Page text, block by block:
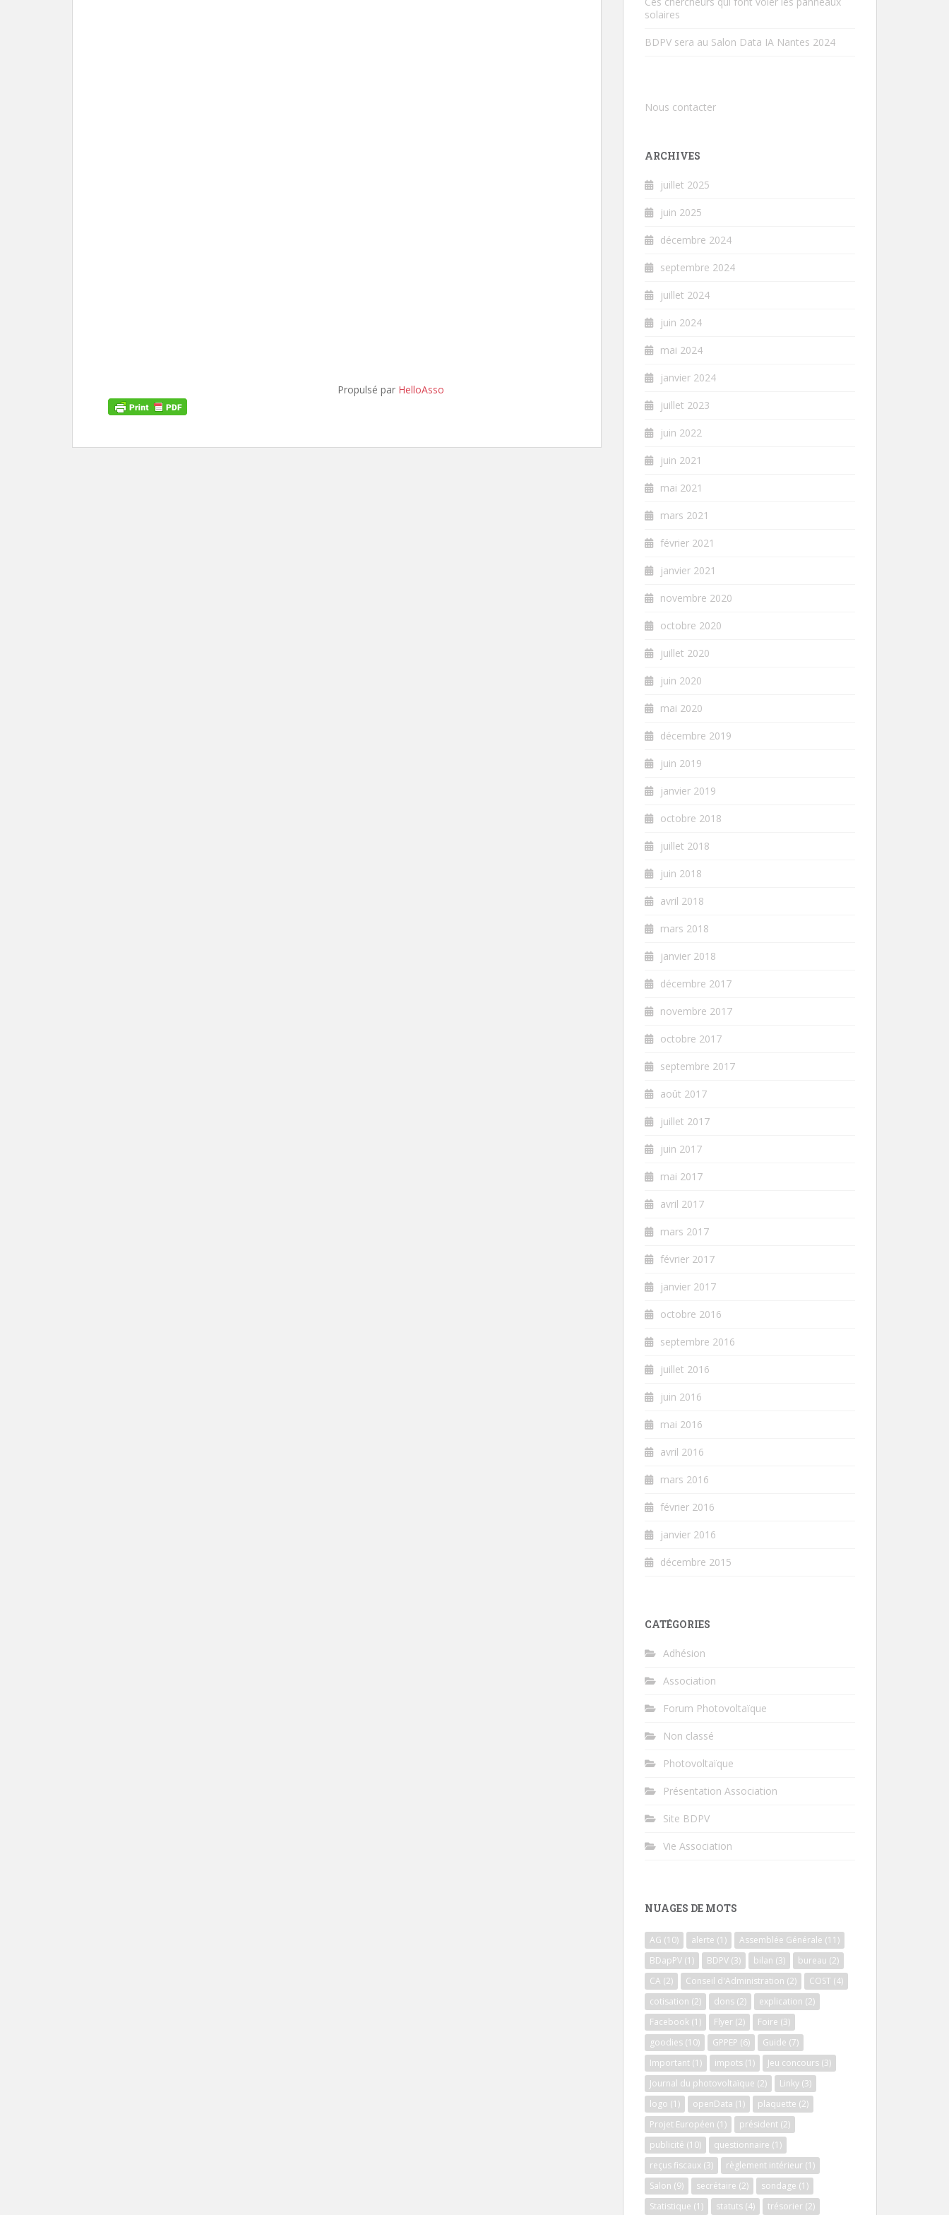
Propulsé par HelloAsso
solaires
BDPV sera au Salon Data IA Nantes 2024
Nous contacter
ARCHIVES
juillet 2025
juin 2025
décembre 2024
septembre 2024
juillet 2024
juin 2024
mai 2024
janvier 2024
juillet 2023
juin 2022
juin 2021
mai 2021
mars 2021
février 2021
janvier 2021
novembre 2020
octobre 2020
juillet 2020
juin 2020
mai 2020
décembre 2019
juin 2019
janvier 2019
octobre 2018
juillet 2018
juin 2018
avril 2018
mars 2018
janvier 2018
décembre 2017
novembre 2017
octobre 2017
septembre 2017
août 2017
juillet 2017
juin 2017
mai 2017
avril 2017
mars 2017
février 2017
janvier 2017
octobre 2016
septembre 2016
juillet 2016
juin 2016
mai 2016
avril 2016
mars 2016
février 2016
janvier 2016
décembre 2015
CATÉGORIES
Adhésion
Association
Forum Photovoltaïque
Non classé
Photovoltaïque
Présentation Association
Site BDPV
Vie Association
NUAGES DE MOTS
AG (10) alerte (1) Assemblée Générale (11)
BDapPV (1) BDPV (3) bilan (3) bureau (2)
CA (2) Conseil d'Administration (2) COST (4)
cotisation (2) dons (2) explication (2)
Facebook (1) Flyer (2) Foire (3)
goodies (10) GPPEP (6) Guide (7)
Important (1) impots (1) Jeu concours (3)
Journal du photovoltaïque (2) Linky (3)
logo (1) openData (1) plaquette (2)
Projet Européen (1) président (2)
publicité (10) questionnaire (1)
reçus fiscaux (3) règlement intérieur (1)
Salon (9) secrétaire (2) sondage (1)
Statistique (1) statuts (4) trésorier (2)